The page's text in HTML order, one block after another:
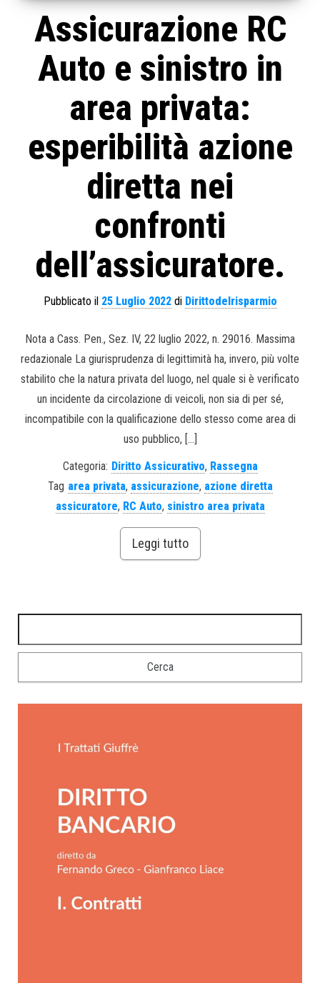
Assicurazione RC
Auto e sinistro in
area privata:
esperibilità azione
diretta nei
confronti
dell’assicuratore.
Pubblicato il 25 Luglio 2022di Dirittodelrisparmio
Nota a Cass. Pen., Sez. IV, 22 luglio 2022, n. 29016. Massima
redazionale La giurisprudenza di legittimità ha, invero, più volte
stabilito che la natura privata del luogo, nel quale si è verificato
un incidente da circolazione di veicoli, non sia di per sé,
incompatibile con la qualificazione dello stesso come area di
uso pubblico, […]
Categoria: Diritto Assicurativo, Rassegna
Tag area privata, assicurazione, azione diretta
assicuratore, RC Auto, sinistro area privata
Leggi tutto